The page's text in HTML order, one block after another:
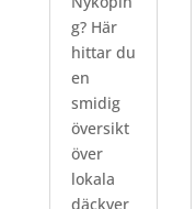
g? Här
hittar du
en
smidig
översikt
över
lokala
däckver